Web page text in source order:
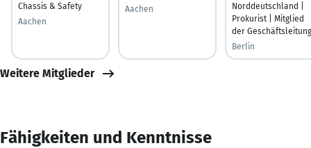
Chassis & Safety
Aachen
Aachen
Norddeutschland |
Prokurist | Mitglied
der Geschäftsleitung
Berlin
Weitere Mitglieder
Fähigkeiten und Kenntnisse